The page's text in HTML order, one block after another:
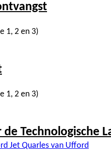
1, 2 en 3)
1, 2 en 3)
de Technologische
Jet Quarles van Ufford